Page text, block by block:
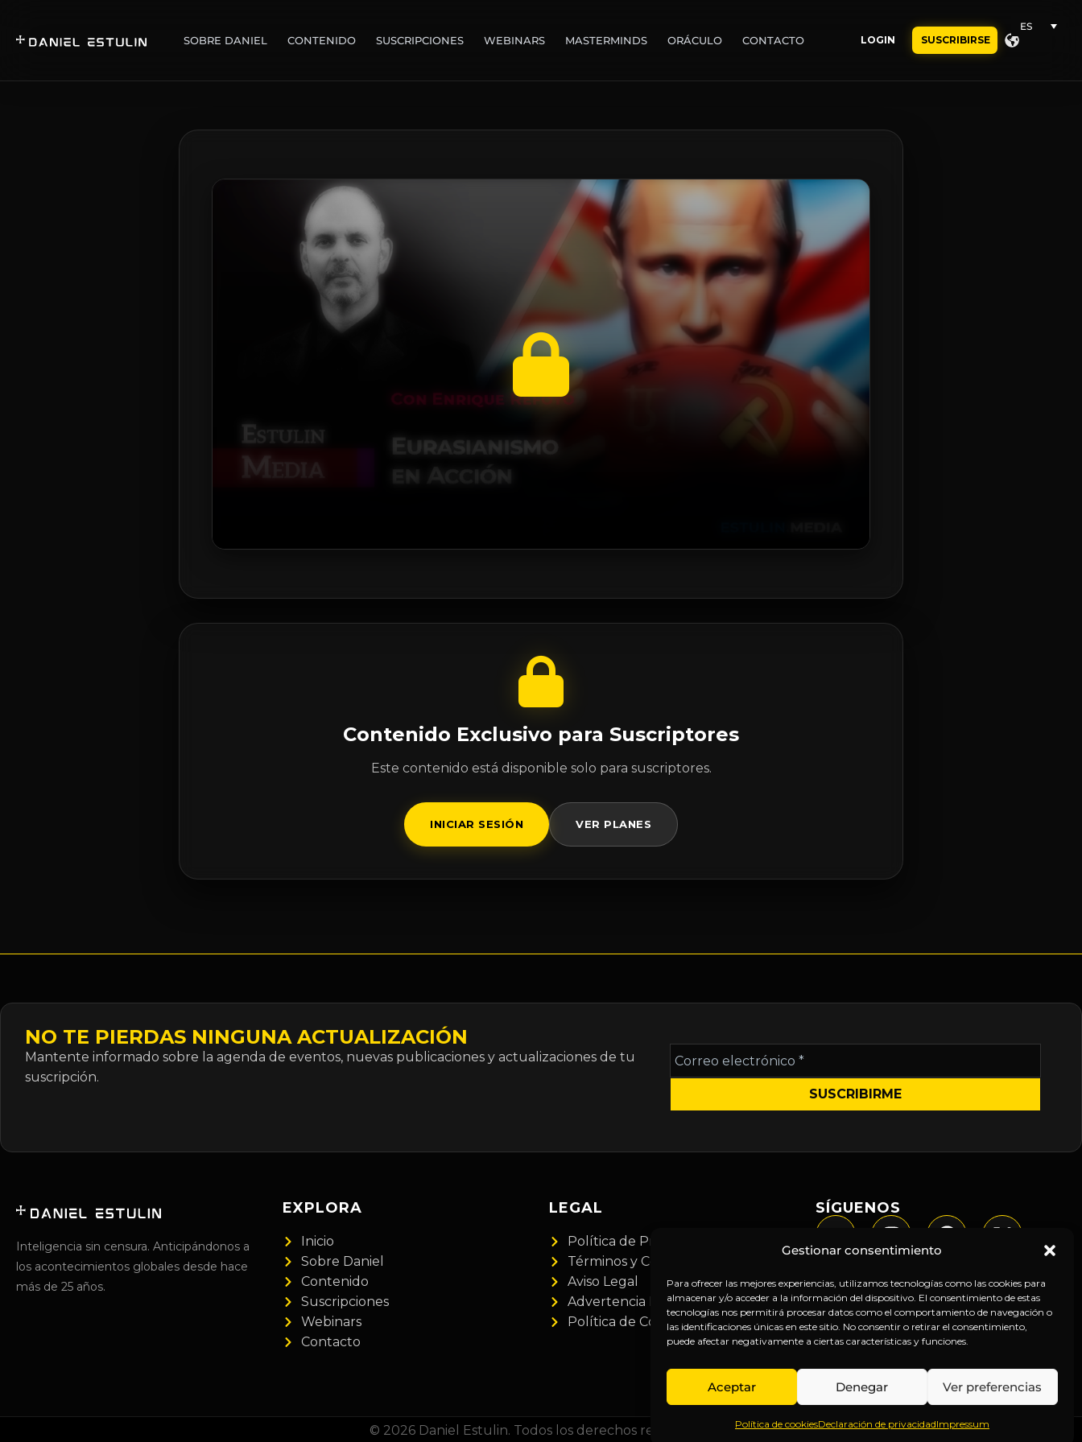
Gestionar consentimiento
Para ofrecer las mejores experiencias, utilizamos tecnologías como las cookies para
almacenar y/o acceder a la información del dispositivo. El consentimiento de estas
tecnologías nos permitirá procesar datos como el comportamiento de navegación o
las identificaciones únicas en este sitio. No consentir o retirar el consentimiento,
puede afectar negativamente a ciertas características y funciones.
Aceptar Denegar Ver preferencias
Política de cookiesDeclaración de privacidadImpressum
SOBRE DANIEL CONTENIDO SUSCRIPCIONES WEBINARS MASTERMINDS ORÁCULO CONTACTO LOGIN SUSCRIBIRSE
ES
Contenido Exclusivo para Suscriptores
Este contenido está disponible solo para suscriptores.
INICIAR SESIÓN VER PLANES
NO TE PIERDAS NINGUNA ACTUALIZACIÓN
Mantente informado sobre la agenda de eventos, nuevas publicaciones y actualizaciones de tu
suscripción.
Correo
electrónico
*
Inteligencia sin censura. Anticipándonos a
los acontecimientos globales desde hace
más de 25 años.
EXPLORA
Inicio
Sobre Daniel
Contenido
Suscripciones
Webinars
Contacto
LEGAL
Política de Privacidad
Términos y Condiciones
Aviso Legal
Advertencia Financiera
Política de Cookies
SÍGUENOS
© 2026 Daniel Estulin. Todos los derechos reservados.